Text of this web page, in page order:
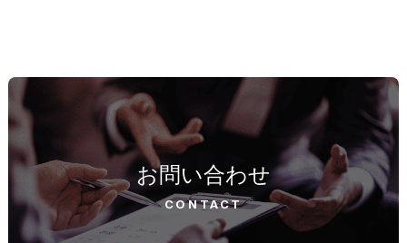
お問い合わせ
CONTACT